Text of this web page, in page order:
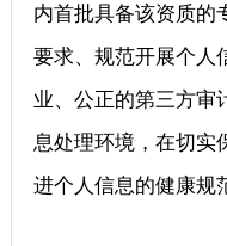
内首批具备该资质的
要求、规范开展个人
业、公正的第三方审
息处理环境，在切实
进个人信息的健康规